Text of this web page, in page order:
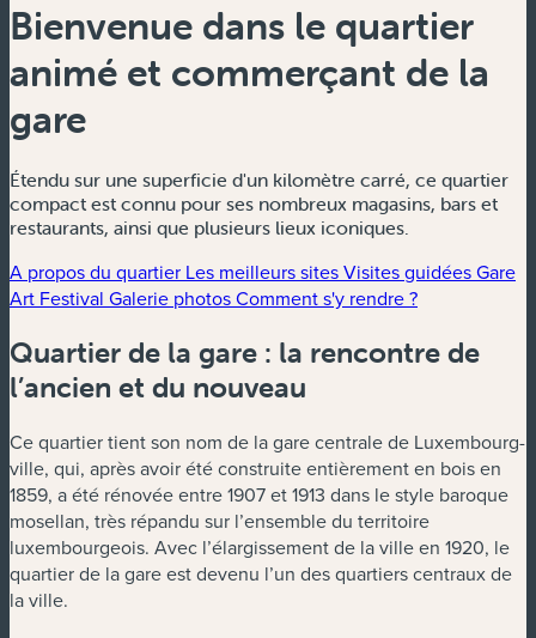
Bienvenue dans le quartier
animé et commerçant de la
gare
Étendu sur une superficie d'un kilomètre carré, ce quartier
compact est connu pour ses nombreux magasins, bars et
restaurants, ainsi que plusieurs lieux iconiques.
A propos du quartier Les meilleurs sitesVisites guidéesGare
Art Festival Galerie photosComment s'y rendre ?
Quartier de la gare : la rencontre de
l’ancien et du nouveau
Ce quartier tient son nom de la gare centrale de Luxembourg-
ville, qui, après avoir été construite entièrement en bois en
1859, a été rénovée entre 1907 et 1913 dans le style baroque
mosellan, très répandu sur l’ensemble du territoire
luxembourgeois. Avec l’élargissement de la ville en 1920, le
quartier de la gare est devenu l’un des quartiers centraux de
la ville.